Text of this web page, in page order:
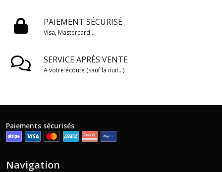
PAIEMENT SÉCURISÉ
Visa, Mastercard...
SERVICE APRÈS VENTE
A votre écoute (sauf la nuit...)
Paiements sécurisés
Navigation